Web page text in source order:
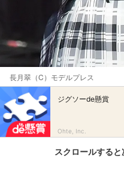
長月翠（C）モデルプレス
ジグソーde懸賞
Ohte, Inc.
スクロールする